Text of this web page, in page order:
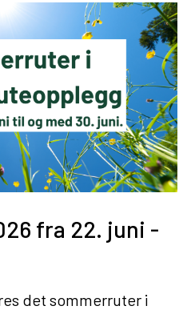
fra 22. juni -
det sommerruter i